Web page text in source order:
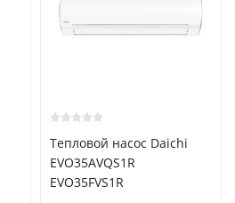
Тепловой насос Daichi
EVO35AVQS1R
EVO35FVS1R